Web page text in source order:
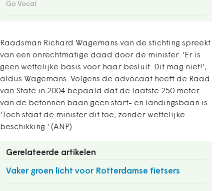
Go Vocal
Raadsman Richard Wagemans van de stichting spreekt
van een onrechtmatige daad door de minister. 'Er is
geen wettelijke basis voor haar besluit. Dit mag niet!',
aldus Wagemans. Volgens de advocaat heeft de Raad
van State in 2004 bepaald dat de laatste 250 meter
van de betonnen baan geen start- en landingsbaan is.
'Toch staat de minister dit toe, zonder wettelijke
beschikking.' (ANP)
Gerelateerde artikelen
Vaker groen licht voor Rotterdamse fietsers